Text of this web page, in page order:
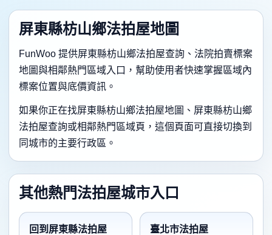
屏東縣枋山鄉法拍屋地圖
FunWoo 提供屏東縣枋山鄉法拍屋查詢、法院拍賣標案
地圖與相鄰熱門區域入口，幫助使用者快速掌握區域內
標案位置與底價資訊。
如果你正在找屏東縣枋山鄉法拍屋地圖、屏東縣枋山鄉
法拍屋查詢或相鄰熱門區域頁，這個頁面可直接切換到
同城市的主要行政區。
其他熱門法拍屋城市入口
回到屏東縣法拍屋 臺北市法拍屋